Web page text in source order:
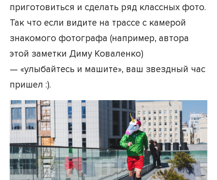
приготовиться и сделать ряд классных фото.
Так что если видите на трассе с камерой
знакомого фотографа (например, автора
этой заметки Диму Коваленко)
— «улыбайтесь и машите», ваш звездный час
пришел :).